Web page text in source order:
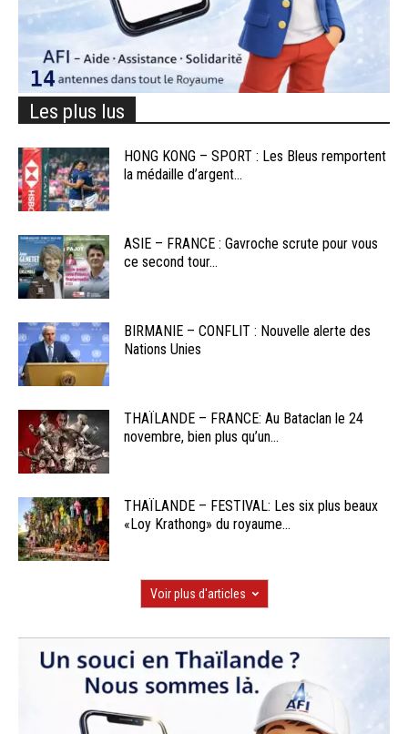
Les plus lus
HONG KONG – SPORT : Les Bleus remportent
la médaille d’argent...
ASIE – FRANCE : Gavroche scrute pour vous
ce second tour...
BIRMANIE – CONFLIT : Nouvelle alerte des
Nations Unies
THAÏLANDE – FRANCE: Au Bataclan le 24
novembre, bien plus qu’un...
THAÏLANDE – FESTIVAL: Les six plus beaux
«Loy Krathong» du royaume...
Voir plus d'articles